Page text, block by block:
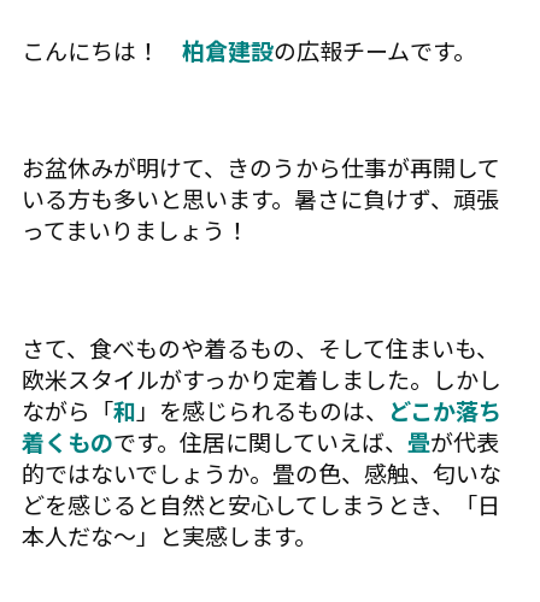
こんにちは！ 柏倉建設の広報チームです。
お盆休みが明けて、きのうから仕事が再開して
いる方も多いと思います。暑さに負けず、頑張
ってまいりましょう！
さて、食べものや着るもの、そして住まいも、
欧米スタイルがすっかり定着しました。しかし
ながら「和 」を感じられるものは、 どこか落ち
着くものです。住居に関していえば、 畳が代表
的ではないでしょうか。畳の色、感触、匂いな
どを感じると自然と安心してしまうとき、「日
本人だな〜」と実感します。